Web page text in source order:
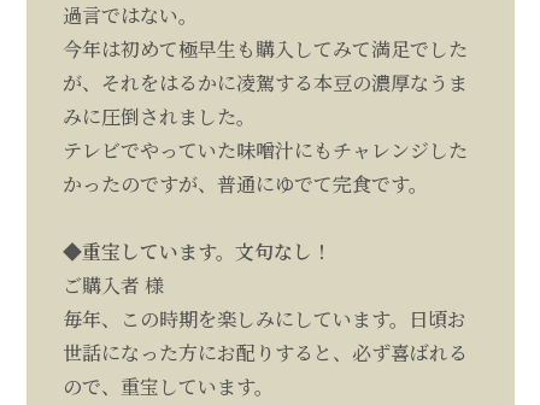
過言ではない。
今年は初めて極早生も購入してみて満足でした
が、それをはるかに凌駕する本豆の濃厚なうま
みに圧倒されました。
テレビでやっていた味噌汁にもチャレンジした
かったのですが、普通にゆでて完食です。
◆重宝しています。文句なし！
ご購入者 様
毎年、この時期を楽しみにしています。日頃お
世話になった方にお配りすると、必ず喜ばれる
ので、重宝しています。